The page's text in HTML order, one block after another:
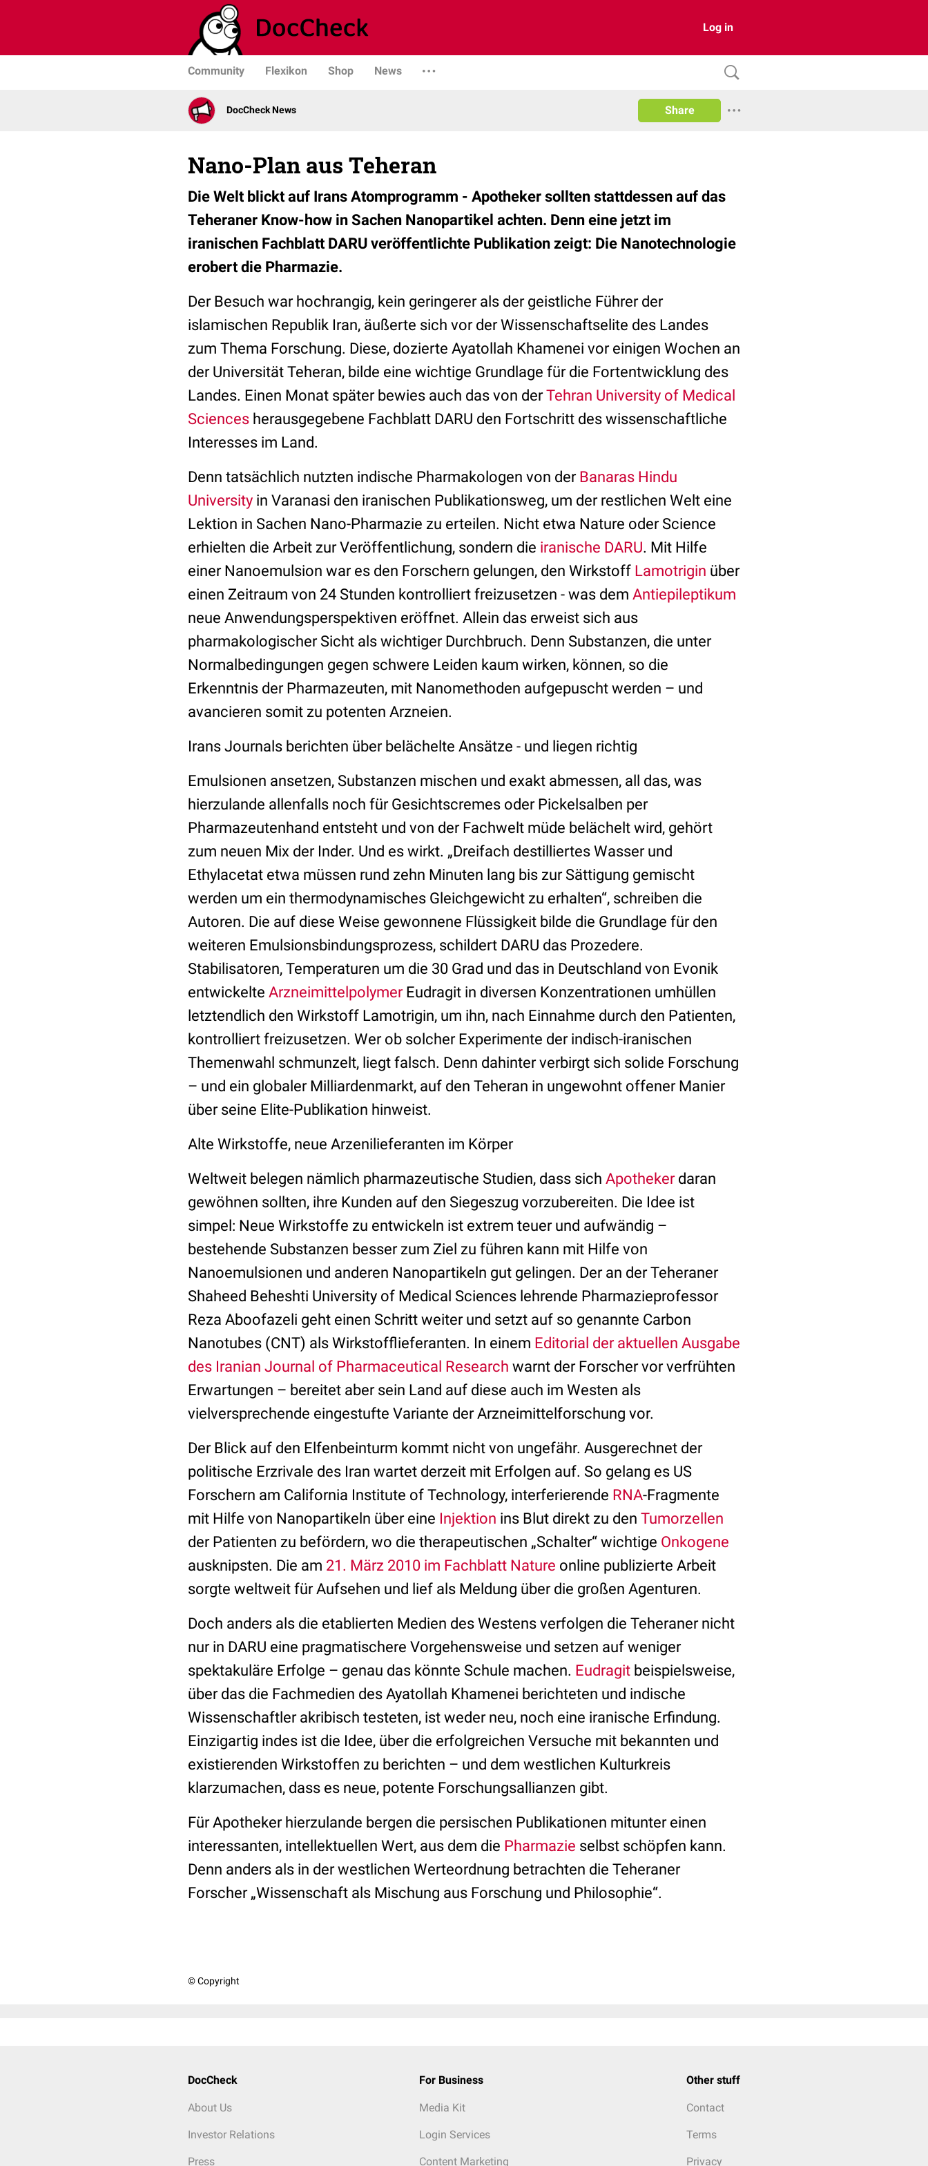
Log in
Community Flexikon Shop News
DocCheck News Share
Nano-Plan aus Teheran
Die Welt blickt auf Irans Atomprogramm - Apotheker sollten stattdessen auf das
Teheraner Know-how in Sachen Nanopartikel achten. Denn eine jetzt im
iranischen Fachblatt DARU veröffentlichte Publikation zeigt: Die Nanotechnologie
erobert die Pharmazie.
Der Besuch war hochrangig, kein geringerer als der geistliche Führer der
islamischen Republik Iran, äußerte sich vor der Wissenschaftselite des Landes
zum Thema Forschung. Diese, dozierte Ayatollah Khamenei vor einigen Wochen an
der Universität Teheran, bilde eine wichtige Grundlage für die Fortentwicklung des
Landes. Einen Monat später bewies auch das von derTehran University of Medical
Sciences herausgegebene Fachblatt DARU den Fortschritt des wissenschaftliche
Interesses im Land.
Denn tatsächlich nutzten indische Pharmakologen von der Banaras Hindu
University in Varanasi den iranischen Publikationsweg, um der restlichen Welt eine
Lektion in Sachen Nano-Pharmazie zu erteilen. Nicht etwa Nature oder Science
erhielten die Arbeit zur Veröffentlichung, sondern die iranische DARU. Mit Hilfe
einer Nanoemulsion war es den Forschern gelungen, den Wirkstoff Lamotrigin über
einen Zeitraum von 24 Stunden kontrolliert freizusetzen - was dem Antiepileptikum
neue Anwendungsperspektiven eröffnet. Allein das erweist sich aus
pharmakologischer Sicht als wichtiger Durchbruch. Denn Substanzen, die unter
Normalbedingungen gegen schwere Leiden kaum wirken, können, so die
Erkenntnis der Pharmazeuten, mit Nanomethoden aufgepuscht werden – und
avancieren somit zu potenten Arzneien.
Irans Journals berichten über belächelte Ansätze - und liegen richtig
Emulsionen ansetzen, Substanzen mischen und exakt abmessen, all das, was
hierzulande allenfalls noch für Gesichtscremes oder Pickelsalben per
Pharmazeutenhand entsteht und von der Fachwelt müde belächelt wird, gehört
zum neuen Mix der Inder. Und es wirkt. „Dreifach destilliertes Wasser und
Ethylacetat etwa müssen rund zehn Minuten lang bis zur Sättigung gemischt
werden um ein thermodynamisches Gleichgewicht zu erhalten“, schreiben die
Autoren. Die auf diese Weise gewonnene Flüssigkeit bilde die Grundlage für den
weiteren Emulsionsbindungsprozess, schildert DARU das Prozedere.
Stabilisatoren, Temperaturen um die 30 Grad und das in Deutschland von Evonik
entwickelte ArzneimittelpolymerEudragit in diversen Konzentrationen umhüllen
letztendlich den Wirkstoff Lamotrigin, um ihn, nach Einnahme durch den Patienten,
kontrolliert freizusetzen. Wer ob solcher Experimente der indisch-iranischen
Themenwahl schmunzelt, liegt falsch. Denn dahinter verbirgt sich solide Forschung
– und ein globaler Milliardenmarkt, auf den Teheran in ungewohnt offener Manier
über seine Elite-Publikation hinweist.
Alte Wirkstoffe, neue Arzenilieferanten im Körper
Weltweit belegen nämlich pharmazeutische Studien, dass sich Apothekerdaran
gewöhnen sollten, ihre Kunden auf den Siegeszug vorzubereiten. Die Idee ist
simpel: Neue Wirkstoffe zu entwickeln ist extrem teuer und aufwändig –
bestehende Substanzen besser zum Ziel zu führen kann mit Hilfe von
Nanoemulsionen und anderen Nanopartikeln gut gelingen. Der an der Teheraner
Shaheed Beheshti University of Medical Sciences lehrende Pharmazieprofessor
Reza Aboofazeli geht einen Schritt weiter und setzt auf so genannte Carbon
Nanotubes (CNT) als Wirkstofflieferanten. In einem Editorial der aktuellen Ausgabe
des Iranian Journal of Pharmaceutical Research warnt der Forscher vor verfrühten
Erwartungen – bereitet aber sein Land auf diese auch im Westen als
vielversprechende eingestufte Variante der Arzneimittelforschung vor.
Der Blick auf den Elfenbeinturm kommt nicht von ungefähr. Ausgerechnet der
politische Erzrivale des Iran wartet derzeit mit Erfolgen auf. So gelang es US
Forschern am California Institute of Technology, interferierende RNA-Fragmente
mit Hilfe von Nanopartikeln über eine Injektion ins Blut direkt zu den Tumorzellen
der Patienten zu befördern, wo die therapeutischen „Schalter“ wichtige Onkogene
ausknipsten. Die am 21. März 2010 im Fachblatt Nature online publizierte Arbeit
sorgte weltweit für Aufsehen und lief als Meldung über die großen Agenturen.
Doch anders als die etablierten Medien des Westens verfolgen die Teheraner nicht
nur in DARU eine pragmatischere Vorgehensweise und setzen auf weniger
spektakuläre Erfolge – genau das könnte Schule machen. Eudragit beispielsweise,
über das die Fachmedien des Ayatollah Khamenei berichteten und indische
Wissenschaftler akribisch testeten, ist weder neu, noch eine iranische Erfindung.
Einzigartig indes ist die Idee, über die erfolgreichen Versuche mit bekannten und
existierenden Wirkstoffen zu berichten – und dem westlichen Kulturkreis
klarzumachen, dass es neue, potente Forschungsallianzen gibt.
Für Apotheker hierzulande bergen die persischen Publikationen mitunter einen
interessanten, intellektuellen Wert, aus dem die Pharmazie selbst schöpfen kann.
Denn anders als in der westlichen Werteordnung betrachten die Teheraner
Forscher „Wissenschaft als Mischung aus Forschung und Philosophie“.
© Copyright
DocCheck
About Us
Investor Relations
Press
For Business
Media Kit
Login Services
Content Marketing
Other stuff
Contact
Terms
Privacy